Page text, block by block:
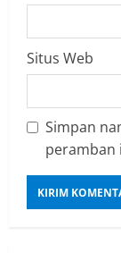
Situs Web
Simpan
peramban